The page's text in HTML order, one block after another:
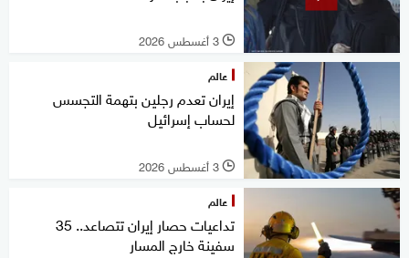
l 3 أغسطس 2026
عالم
إيران تعدم رجلين بتهمة التجسس
لحساب إسرائيل
l 3 أغسطس 2026
عالم
تداعيات حصار إيران تتصاعد.. 35
سفينة خارج المسار